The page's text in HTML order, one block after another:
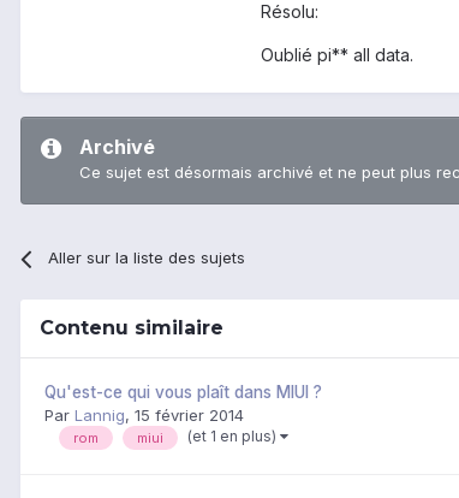
Résolu:
Oublié pi** all data.
Archivé
Ce sujet est désormais archivé et ne peut plus
Aller sur la liste des sujets
Contenu similaire
Qu'est-ce qui vous plaît dans MIUI ?
Par Lannig, 15 février 2014
rom miui (et 1 en plus)